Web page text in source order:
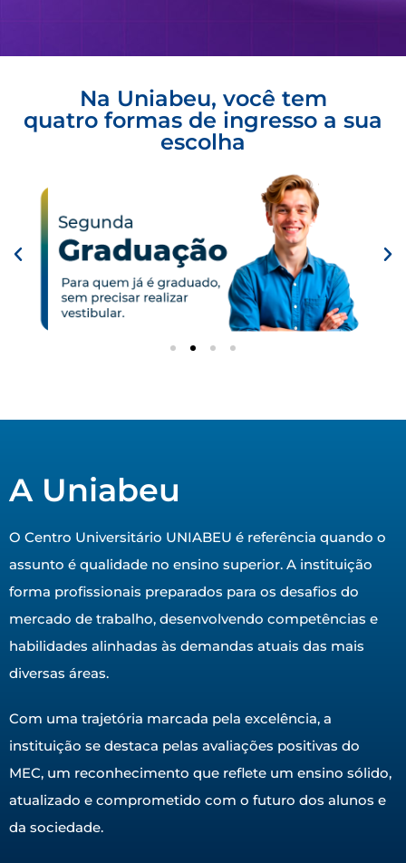
Na Uniabeu, você tem
quatro formas de ingresso a sua
escolha
A Uniabeu
O Centro Universitário UNIABEU é referência quando o
assunto é qualidade no ensino superior. A instituição
forma profissionais preparados para os desafios do
mercado de trabalho, desenvolvendo competências e
habilidades alinhadas às demandas atuais das mais
diversas áreas.
Com uma trajetória marcada pela excelência, a
instituição se destaca pelas avaliações positivas do
MEC, um reconhecimento que reflete um ensino sólido,
atualizado e comprometido com o futuro dos alunos e
da sociedade.